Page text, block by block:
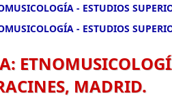
- ESTUDIOS
- ESTUDIOS
MADRID.